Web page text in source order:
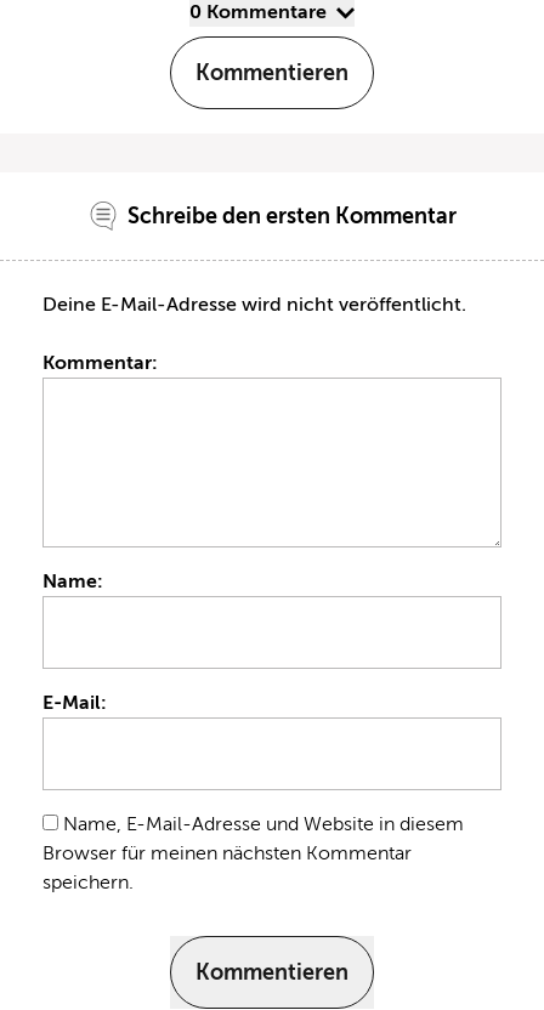
0 Kommentare
Kommentieren
Schreibe den ersten Kommentar
Deine E-Mail-Adresse wird nicht veröffentlicht.
Kommentar:
Name:
E-Mail:
Name, E-Mail-Adresse und Website in diesem
Browser für meinen nächsten Kommentar
speichern.
Kommentieren